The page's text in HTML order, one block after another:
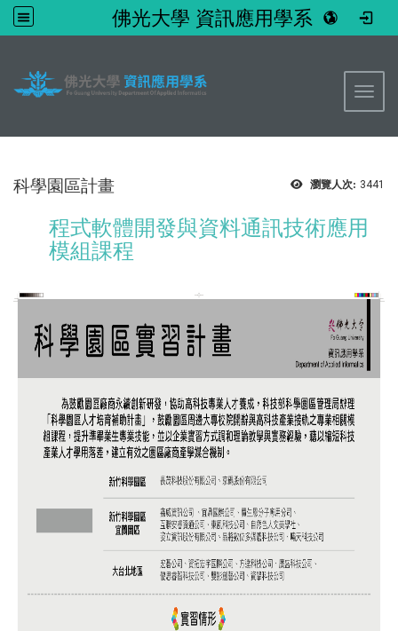
佛光大學 資訊應用學系
瀏覽人次: 3441
科學園區計畫
程式軟體開發與資料通訊技術應用
模組課程